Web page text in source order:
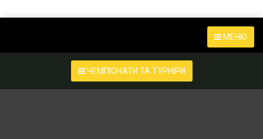
МЕНЮ
ЧЕМПІОНАТИ ТА ТУРНІРИ